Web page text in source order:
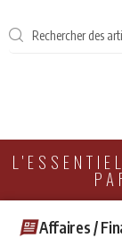
Affaires /